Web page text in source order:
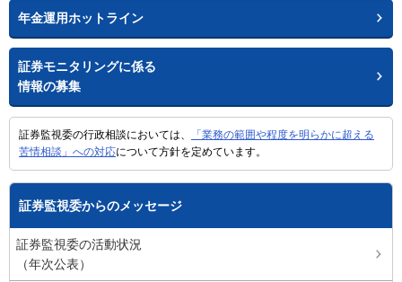
年金運用ホットライン
証券モニタリングに係る
情報の募集
証券監視委の行政相談においては、
「業務の範囲や程度を明らかに超える
苦情相談」への対応について方針を定めています。
証券監視委からのメッセージ
証券監視委の活動状況
（年次公表）